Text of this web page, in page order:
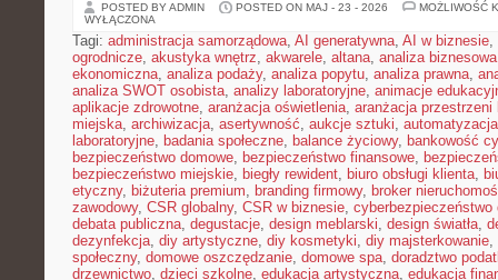
POSTED BY ADMIN POSTED ON MAJ - 23 - 2026
MOŻLIWOŚĆ
WYŁĄCZONA
Tagi: administracja samorządowa, AI generatywna, AI w biznesie,
ogrodnicze, akustyka wnętrz, akwarele, altana, analiza biznesowa
ekonomiczna, analiza podaży, analiza popytu, analiza prawna,
analiza SWOT osobista, analizy laboratoryjne, animacje
aplikacje zdrowotne, aranżacja oświetlenia, aranżacja przestrzeni
miejska, archiwizacja, asertywność, aukcje sztuki,
laboratoryjne, badania społeczne, balance życiowy, bankowość
bezpieczeństwo domowe, bezpieczeństwo finansowe,
bezpieczeństwo miejskie, biegły rewident, biuro obsługi klienta,
etyczny, biżuteria premium, branding firmowy, broker
zawodowy, CSR globalny, CSR w biznesie, cyberbezpieczeństwo
debata publiczna, degustacje, design meblarski, design światła,
dezynfekcja, diy artystyczne, diy kosmetyki, diy majsterkowanie,
społeczny, domowe oszczędzanie, domowe spa, doradztwo
drzewnictwo, dzieci szkolne, edukacja artystyczna, edukacja